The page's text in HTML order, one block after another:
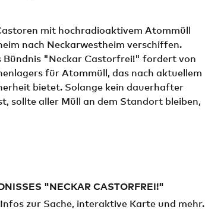
mit hochradioaktivem Atommüll
nach Neckarwestheim verschiffen.
Bündnis "Neckar Castorfrei!" fordert von
für Atommüll, das nach aktuellem
bietet. Solange kein dauerhafter
sollte aller Müll an dem Standort bleiben,
"NECKAR CASTORFREI!"
zur Sache, interaktive Karte und mehr.